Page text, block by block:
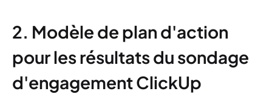
2. Modèle de plan d'action
pour les résultats du sondage
d'engagement ClickUp